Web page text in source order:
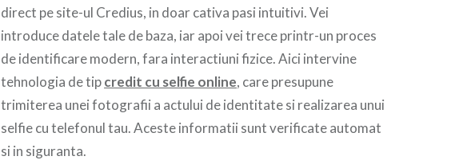
direct pe site-ul Credius, in doar cativa pasi intuitivi. Vei
introduce datele tale de baza, iar apoi vei trece printr-un proces
de identificare modern, fara interactiuni fizice. Aici intervine
tehnologia de tipcredit cu selfie online, care presupune
trimiterea unei fotografii a actului de identitate si realizarea unui
selfie cu telefonul tau. Aceste informatii sunt verificate automat
si in siguranta.